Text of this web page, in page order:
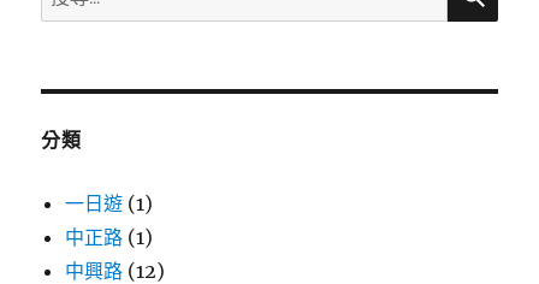
尋
鍵
分類
一日遊 (1)
中正路 (1)
中興路 (12)